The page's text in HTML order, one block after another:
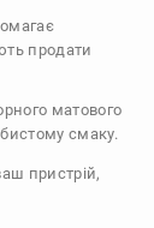
продати
матового
смаку.
пристрій,